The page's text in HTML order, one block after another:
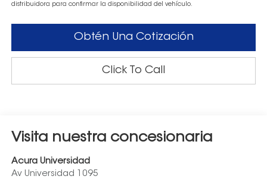
distribuidora para confirmar la disponibilidad del vehículo.
Obtén Una Cotización
Click To Call
Visita nuestra concesionaria
Acura Universidad
Av Universidad 1095